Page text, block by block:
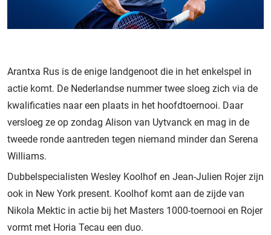
Arantxa Rus is de enige landgenoot die in het enkelspel in
actie komt. De Nederlandse nummer twee sloeg zich via de
kwalificaties naar een plaats in het hoofdtoernooi. Daar
versloeg ze op zondag Alison van Uytvanck en mag in de
tweede ronde aantreden tegen niemand minder dan Serena
Williams.
Dubbelspecialisten Wesley Koolhof en Jean-Julien Rojer zijn
ook in New York present. Koolhof komt aan de zijde van
Nikola Mektic in actie bij het Masters 1000-toernooi en Rojer
vormt met Horia Tecau een duo.